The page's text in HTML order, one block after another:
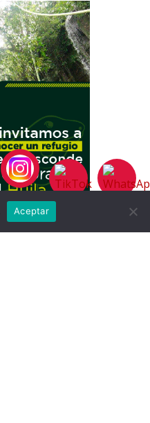
Aceptar